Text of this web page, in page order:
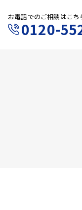
お電話でのご相談はこち
0120-